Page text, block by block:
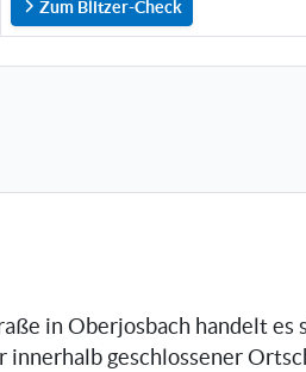
Zum Blitzer-Check
in Oberjosbach handelt es
geschlossener